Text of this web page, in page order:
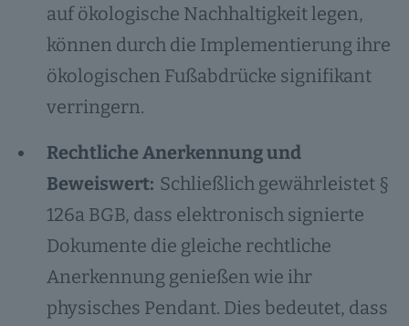
auf ökologische Nachhaltigkeit legen,
können durch die Implementierung ihre
ökologischen Fußabdrücke signifikant
verringern.
Rechtliche Anerkennung und
Beweiswert: Schließlich gewährleistet §
126a BGB, dass elektronisch signierte
Dokumente die gleiche rechtliche
Anerkennung genießen wie ihr
physisches Pendant. Dies bedeutet, dass